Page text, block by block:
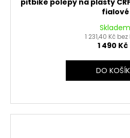
fialové
Skladem
1 231,40 Kč bez
1 490 Kč
DO